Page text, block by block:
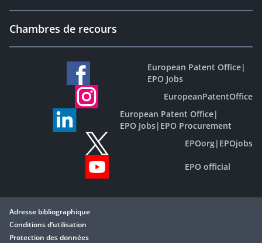
Chambres de recours
European Patent Office|
EPO Jobs
EuropeanPatentOffice
European Patent Office|
EPO Jobs| EPO Procurement
EPOorg| EPOjobs
EPO official
Adresse bibliographique
Conditions d’utilisation
Protection des données